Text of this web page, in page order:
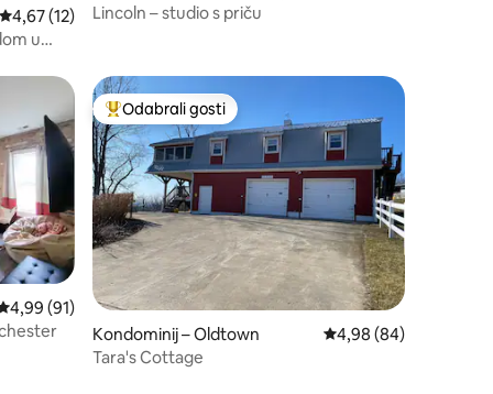
Prosječna ocjena: 4,67/5, recenzija: 12
4,67 (12)
u
Lincoln – studio s priču
„Odabrali gosti”
ocjena: 4,99/5, recenzija: 91
4,99 (91)
Među najviše rangiranima s oznakom „Odabrali gosti”
Odabrali gosti
Kondominij – Oldtown Prosječna ocjena:
4,98 (84)
Tara's Cottage